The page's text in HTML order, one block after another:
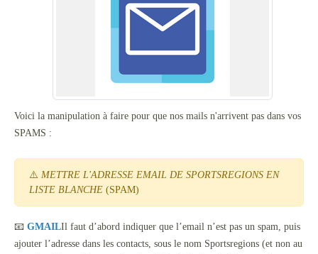
Voici la manipulation à faire pour que nos mails n'arrivent pas dans vos
SPAMS :
⚠️ METTRE L'ADRESSE EMAIL DE SPORTSREGIONS EN
LISTE BLANCHE (SPAM)
📧 GMAILIl faut d’abord indiquer que l’email n’est pas un spam, puis
ajouter l’adresse dans les contacts, sous le nom Sportsregions (et non au